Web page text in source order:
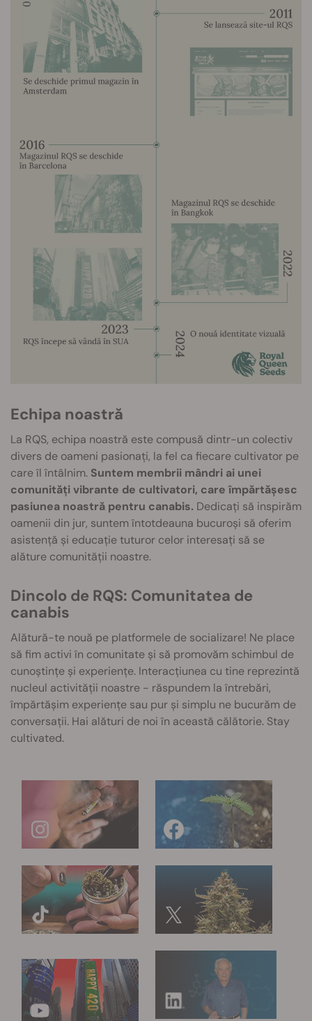
Echipa noastră
La RQS, echipa noastră este compusă dintr-un colectiv
divers de oameni pasionați, la fel ca fiecare cultivator pe
care îl întâlnim. Suntem membrii mândri ai unei
comunități vibrante de cultivatori, care împărtășesc
pasiunea noastră pentru canabis. Dedicați să inspirăm
oamenii din jur, suntem întotdeauna bucuroși să oferim
asistență și educație tuturor celor interesați să se
alăture comunității noastre.
Dincolo de RQS: Comunitatea de
canabis
Alătură-te nouă pe platformele de socializare! Ne place
să fim activi în comunitate și să promovăm schimbul de
cunoștințe și experiențe. Interacțiunea cu tine reprezintă
nucleul activității noastre - răspundem la întrebări,
împărtășim experiențe sau pur și simplu ne bucurăm de
conversații. Hai alături de noi în această călătorie. Stay
cultivated.